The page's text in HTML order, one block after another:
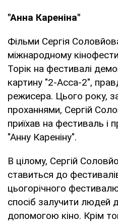
"Анна Кареніна"
Фільми Сергія
міжнародному
Торік на фестивалі
картину "2-Асса-2",
режисера. Цього року,
проханнями, Сергій
приїхав на фестиваль і
"Анну Кареніну".
В цілому, Сергій
ставиться до
цьогорічного
спосіб залучити людей
допомогою кіно. Крім